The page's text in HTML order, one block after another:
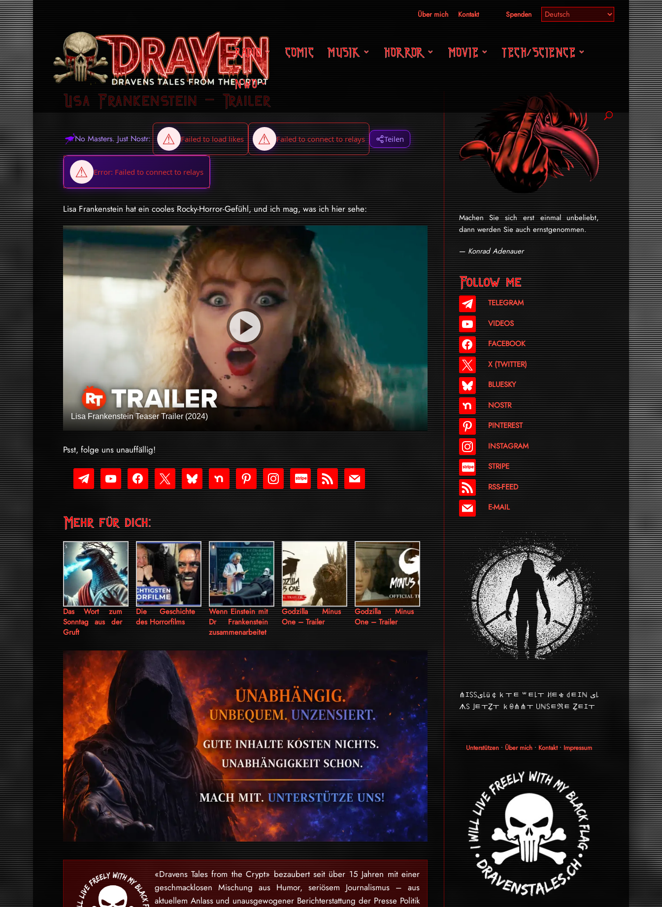
Über mich Kontakt Spenden
RADIO COMIC MUSIK HORROR MOVIE TECH/SCIENCE
NWO
Lisa Frankenstein – Trailer
No Masters. Just Nostr: Teilen
Lisa Frankenstein hat ein cooles Rocky-Horror-Gefühl, und ich mag, was ich hier sehe:
Lisa Frankenstein Teaser Trailer (2024)
Psst, folge uns unauffällig!
telegramyoutube-
play
facebookx blueskynextdoorpinterestinstagram
cc-
stripe
rss mail
Mehr für dich:
Das Wort zum
Sonntag aus der
Gruft
Die Geschichte
des Horrorfilms
Wenn Einstein mit
Dr Frankenstein
zusammenarbeitet
Godzilla Minus
One – Trailer
Godzilla Minus
One – Trailer
«Dravens Tales from the Crypt» bezaubert seit über 15 Jahren mit einer
geschmacklosen Mischung aus Humor, seriösem Journalismus – aus
aktuellem Anlass und unausgewogener Berichterstattung der Presse Politik
Machen Sie sich erst einmal unbeliebt,
dann werden Sie auch ernstgenommen.
—Konrad Adenauer
Follow me
TELEGRAM
VIDEOS
FACEBOOK
X (TWITTER)
BLUESKY
NOSTR
PINTEREST
INSTAGRAM
STRIPE
RSS-FEED
E-MAIL
⋔ｴ꒚꒚ﻯ꒒ü￠ｋￓﾼ ꒳ﾼ꒒ￓ ꎧﾼቄ ꒯ﾼｴℕ ﻯ꒒
ᗑ꒚ ｣ﾼￓẔￓ ｋꑙ⋔⋔ￓ ꒤ℕ꒚ﾼℜﾼ Ẕﾼｴￓ
Unterstützen• Über mich• Kontakt• Impressum